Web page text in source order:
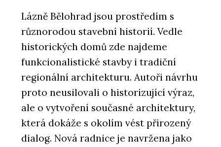
Lázně Bělohrad jsou prostředím s
různorodou stavební historií. Vedle
historických domů zde najdeme
funkcionalistické stavby i tradiční
regionální architekturu. Autoři návrhu
proto neusilovali o historizující výraz,
ale o vytvoření současné architektury,
která dokáže s okolím vést přirozený
dialog. Nová radnice je navržena jako